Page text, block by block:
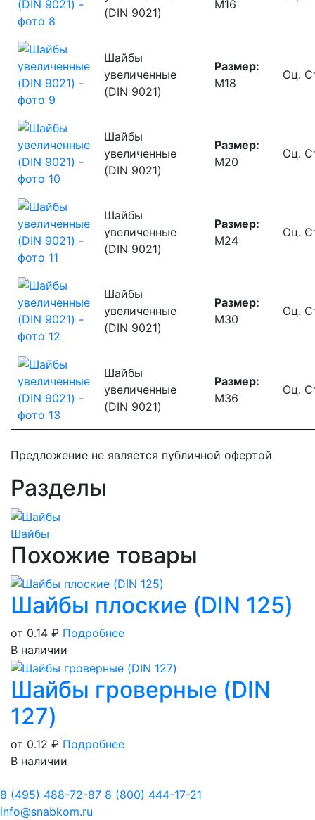
(DIN 9021)
М16
Шайбы
увеличенные
(DIN 9021)
Размер:
М18
Оц.
Шайбы
увеличенные
(DIN 9021)
Размер:
М20
Оц.
Шайбы
увеличенные
(DIN 9021)
Размер:
М24
Оц.
Шайбы
увеличенные
(DIN 9021)
Размер:
М30
Оц.
Шайбы
увеличенные
(DIN 9021)
Размер:
М36
Оц.
Предложение не является публичной офертой
Разделы
Шайбы
Похожие товары
Шайбы плоские (DIN 125)
от 0.14 ₽ Подробнее
В наличии
Шайбы гроверные (DIN
127)
от 0.12 ₽ Подробнее
В наличии
8 (495) 488-72-87 8 (800) 444-17-21
info@snabkom.ru